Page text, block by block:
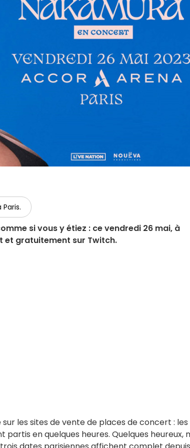
si vous y étiez : ce vendredi 26 mai, à
et gratuitement sur Twitch.
les sites de vente de places de concert : les
partis en quelques heures. Quelques heureux,